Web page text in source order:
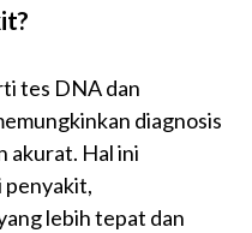
tes DNA dan
diagnosis
akurat. Hal ini
penyakit,
lebih tepat dan